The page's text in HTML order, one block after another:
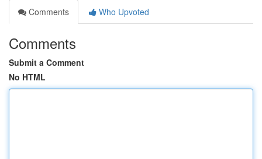
Comments
Who Upvoted
Comments
Submit a Comment
No HTML